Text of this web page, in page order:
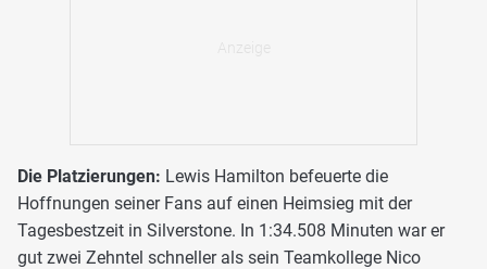
Die Platzierungen: Lewis Hamilton befeuerte die
Hoffnungen seiner Fans auf einen Heimsieg mit der
Tagesbestzeit in Silverstone. In 1:34.508 Minuten war er
gut zwei Zehntel schneller als sein Teamkollege Nico